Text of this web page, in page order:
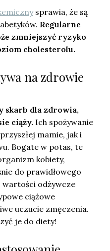
sprawia, że są
Regularne
zmniejszyć ryzyko
cholesterolu.
na zdrowie
skarb dla zdrowia,
ciąży. Ich spożywanie
mamie, jak i
Bogate w potas, te
kobiety,
do prawidłowego
wartości odżywcze
ciążowe
uczucie zmęczenia.
je do diety!